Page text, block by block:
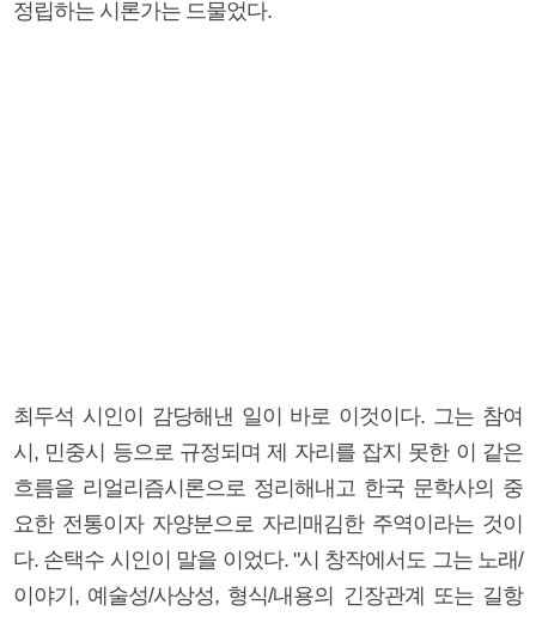
정립하는 시론가는 드물었다.
최두석 시인이 감당해낸 일이 바로 이것이다. 그는 참여
시, 민중시 등으로 규정되며 제 자리를 잡지 못한 이 같은
흐름을 리얼리즘시론으로 정리해내고 한국 문학사의 중
요한 전통이자 자양분으로 자리매김한 주역이라는 것이
다. 손택수 시인이 말을 이었다. "시 창작에서도 그는 노래/
이야기, 예술성/사상성, 형식/내용의 긴장관계 또는 길항